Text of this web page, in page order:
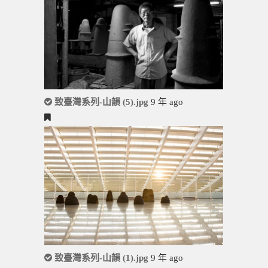
致臺灣系列-山韻 (5).jpg 9 年 ago
致臺灣系列-山韻 (1).jpg 9 年 ago